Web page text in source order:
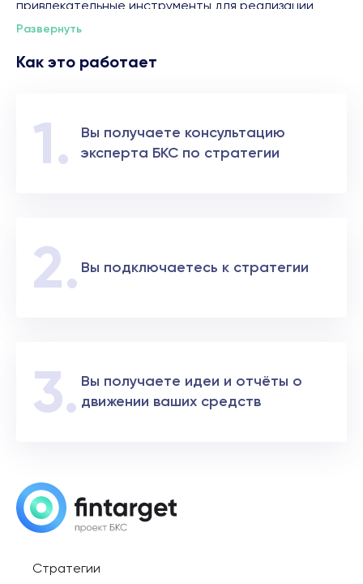
привлекательные инструменты для реализации
место по опросу Extel среди российских
инвестиционные идеи и портфели, выпускаемые
аналитиками БКС, стабильно опережают рынок.
Развернуть
Как это работает
Вы получаете консультацию
эксперта БКС по стратегии
Вы подключаетесь к стратегии
Вы получаете идеи и отчёты о
движении ваших средств
Стратегии